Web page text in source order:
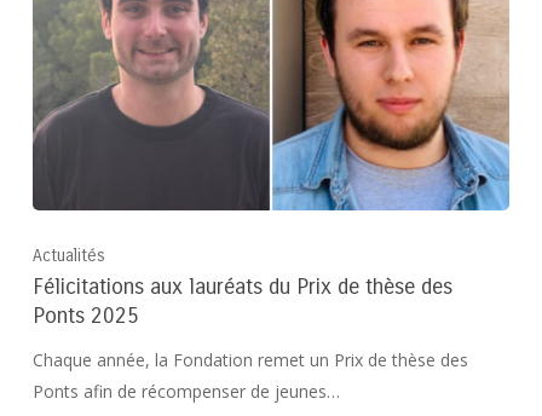
Actualités
Félicitations aux lauréats du Prix de thèse des
Ponts 2025
Chaque année, la Fondation remet un Prix de thèse des
Ponts afin de récompenser de jeunes…